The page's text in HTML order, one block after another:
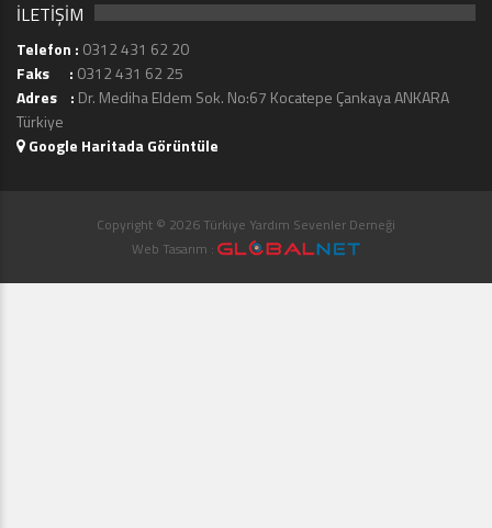
İLETİŞİM
Telefon : 0312 431 62 20
Faks : 0312 431 62 25
Adres : Dr. Mediha Eldem Sok. No:67 Kocatepe Çankaya ANKARA
Türkiye
Google Haritada Görüntüle
Copyright © 2026 Türkiye Yardım Sevenler Derneği
Web Tasarım :